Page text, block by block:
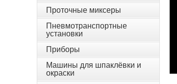
Проточные миксеры
Пневмотранспортные
установки
Приборы
Машины для шпаклёвки и
окраски